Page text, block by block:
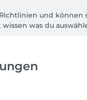
und können
was du
Haare von ganz kurz